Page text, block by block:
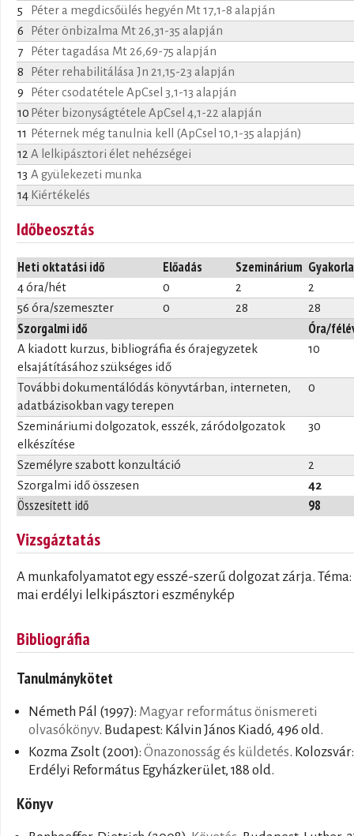
5
Péter a megdicsőülés hegyén Mt 17,1-8 alapján
6
Péter önbizalma Mt 26,31-35 alapján
7
Péter tagadása Mt 26,69-75 alapján
8
Péter rehabilitálása Jn 21,15-23 alapján
9
Péter csodatétele ApCsel 3,1-13 alapján
10 Péter bizonyságtétele ApCsel 4,1-22 alapján
11
Péternek még tanulnia kell (ApCsel 10,1-35 alapján)
12 A lelkipásztori élet nehézségei
13 A gyülekezeti munka
14 Kiértékelés
Időbeosztás
Heti oktatási idő Előadás Szeminárium
4 óra/hét 0 2
2
56 óra/szemeszter
0 28 28
Szorgalmi idő Óra/
Összesített idő 98
A kiadott kurzus, bibliográfia és órajegyzetek
elsajátításához szükséges idő
10
További dokumentálódás könyvtárban, interneten,
adatbázisokban vagy terepen
0
Szemináriumi dolgozatok, esszék, záródolgozatok
elkészítése
30
Személyre szabott konzultáció
2
Szorgalmi idő összesen
42
Vizsgáztatás
A munkafolyamatot egy esszé-szerű dolgozat zárja. Téma:
mai erdélyi lelkipásztori eszménykép
Bibliográfia
Tanulmánykötet
Németh Pál (1997): Magyar református önismereti
olvasókönyv. Budapest: Kálvin János Kiadó, 496 old.
Kozma Zsolt (2001): Önazonosság és küldetés. Kolozsvár:
Erdélyi Református Egyházkerület, 188 old.
Könyv